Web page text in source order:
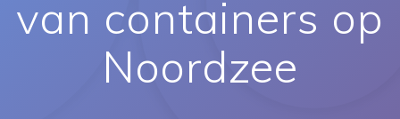
van containers op
Noordzee